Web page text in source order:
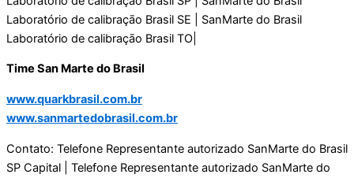
Laboratório de calibraçāo Brasil SE | SanMarte do Brasil
Laboratório de calibraçāo Brasil TO|
Time San Marte do Brasil
www.quarkbrasil.com.br
www.sanmartedobrasil.com.br
Contato: Telefone Representante autorizado SanMarte do Brasil
SP Capital | Telefone Representante autorizado SanMarte do